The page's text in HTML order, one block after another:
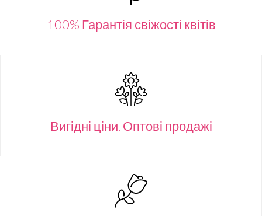
100% Гарантія свіжості квітів
Вигідні ціни. Оптові продажі